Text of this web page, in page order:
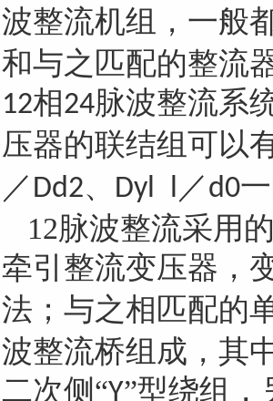
波整流机组，一般
和与之匹配的整流
12相24脉波整流系
压器的联结组可以
／ Dd2、 Dyl l ／d0一
12脉波整流采用
牵引整流变压器，
法；与之相匹配的
波整流桥组成，其
二次侧“Y”型绕组